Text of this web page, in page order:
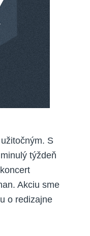
S
týždeň
Akciu sme
o redizajne